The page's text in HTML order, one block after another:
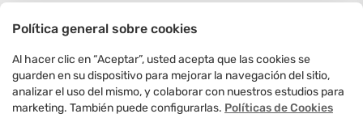
Política general sobre cookies
Al hacer clic en “Aceptar”, usted acepta que las cookies se
guarden en su dispositivo para mejorar la navegación del sitio,
analizar el uso del mismo, y colaborar con nuestros estudios para
marketing. También puede configurarlas. Políticas de Cookies